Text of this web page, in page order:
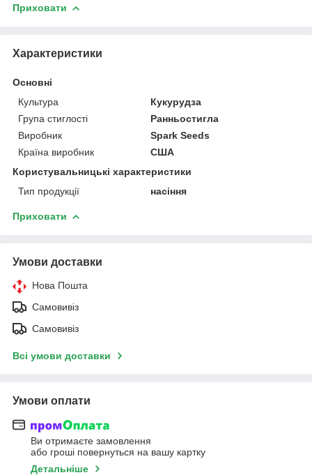
Приховати
Характеристики
Основні
Культура
Кукурудза
Група стиглості
Ранньостигла
Виробник
Spark Seeds
Країна виробник
США
Користувальницькі характеристики
Тип продукції
насіння
Приховати
Умови доставки
Нова Пошта
Самовивіз
Самовивіз
Всі умови доставки
Умови оплати
Ви отримаєте замовлення
або гроші повернуться на вашу картку
Детальніше